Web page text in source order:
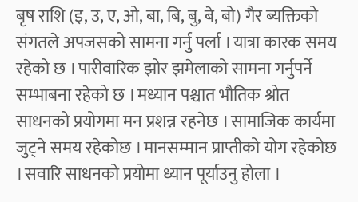
बृष राशि (इ, उ, ए, ओ, बा, बि, बु, बे, बो) गैर ब्यक्तिको
संगतले अपजसको सामना गर्नु पर्ला । यात्रा कारक समय
रहेको छ । पारीवारिक झोर झमेलाको सामना गर्नुपर्ने
सम्भाबना रहेको छ । मध्यान पश्चात भौतिक श्रोत
साधनको प्रयोगमा मन प्रशन्न रहनेछ । सामाजिक कार्यमा
जुट्ने समय रहेकोछ । मानसम्मान प्राप्तीको योग रहेकोछ
। सवारि साधनको प्रयोमा ध्यान पूर्याउनु होला ।